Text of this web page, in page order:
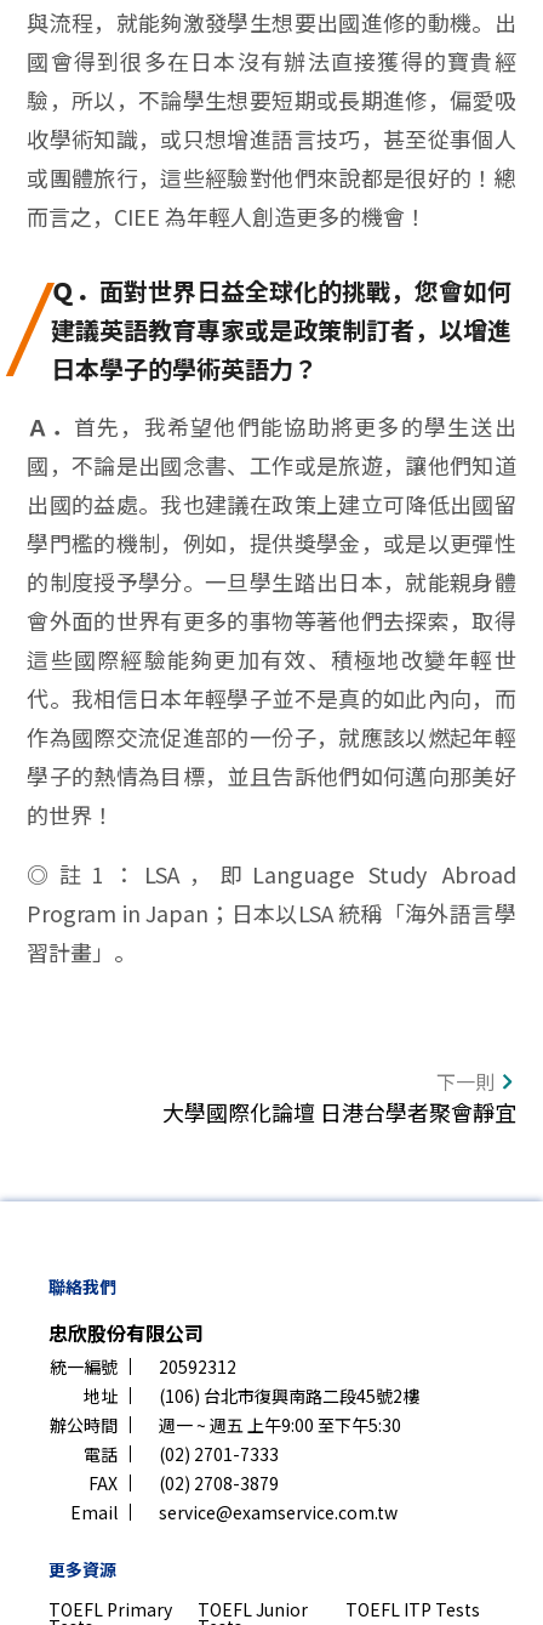
與流程，就能夠激發學生想要出國進修的動機。出
國會得到很多在日本沒有辦法直接獲得的寶貴經
驗，所以，不論學生想要短期或長期進修，偏愛吸
收學術知識，或只想增進語言技巧，甚至從事個人
或團體旅行，這些經驗對他們來說都是很好的！總
而言之，CIEE 為年輕人創造更多的機會！
Ｑ． 面對世界日益全球化的挑戰，您會如何
建議英語教育專家或是政策制訂者，以增進
日本學子的學術英語力？
Ａ． 首先，我希望他們能協助將更多的學生送出
國，不論是出國念書、工作或是旅遊，讓他們知道
出國的益處。我也建議在政策上建立可降低出國留
學門檻的機制，例如，提供獎學金，或是以更彈性
的制度授予學分。一旦學生踏出日本，就能親身體
會外面的世界有更多的事物等著他們去探索，取得
這些國際經驗能夠更加有效、積極地改變年輕世
代。我相信日本年輕學子並不是真的如此內向，而
作為國際交流促進部的一份子，就應該以燃起年輕
學子的熱情為目標，並且告訴他們如何邁向那美好
的世界！
◎註1：LSA，即Language Study Abroad
Program in Japan；日本以LSA 統稱「海外語言學
習計畫」。
下一則
大學國際化論壇 日港台學者聚會靜宜
聯絡我們
忠欣股份有限公司
統一編號
20592312
地址
(106) 台北市復興南路二段45號2樓
辦公時間
週一 ~ 週五 上午9:00 至下午5:30
電話
(02) 2701-7333
FAX
(02) 2708-3879
Email
service@examservice.com.tw
更多資源
TOEFL Primary
TOEFL Junior TOEFL ITP Tests